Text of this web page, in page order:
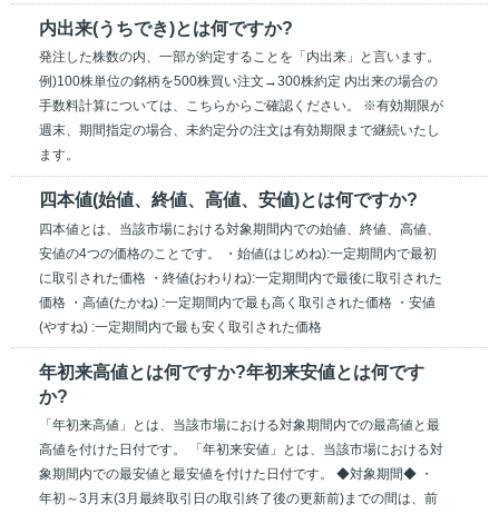
内出来(うちでき)とは何ですか?
発注した株数の内、一部が約定することを「内出来」と言います。
例)100株単位の銘柄を500株買い注文→300株約定 内出来の場合の
手数料計算については、こちらからご確認ください。 ※有効期限が
週末、期間指定の場合、未約定分の注文は有効期限まで継続いたし
ます。
四本値(始値、終値、高値、安値)とは何ですか?
四本値とは、当該市場における対象期間内での始値、終値、高値、
安値の4つの価格のことです。 ・始値(はじめね):一定期間内で最初
に取引された価格 ・終値(おわりね):一定期間内で最後に取引された
価格 ・高値(たかね) :一定期間内で最も高く取引された価格 ・安値
(やすね) :一定期間内で最も安く取引された価格
年初来高値とは何ですか?年初来安値とは何です
か?
「年初来高値」とは、当該市場における対象期間内での最高値と最
高値を付けた日付です。 「年初来安値」とは、当該市場における対
象期間内での最安値と最安値を付けた日付です。 ◆対象期間◆ ・
年初～3月末(3月最終取引日の取引終了後の更新前)までの間は、前